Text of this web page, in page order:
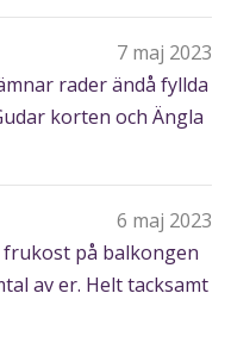
7 maj 2023
rader ändå fyllda
korten och Ängla
6 maj 2023
frukost på balkongen
av er. Helt tacksamt